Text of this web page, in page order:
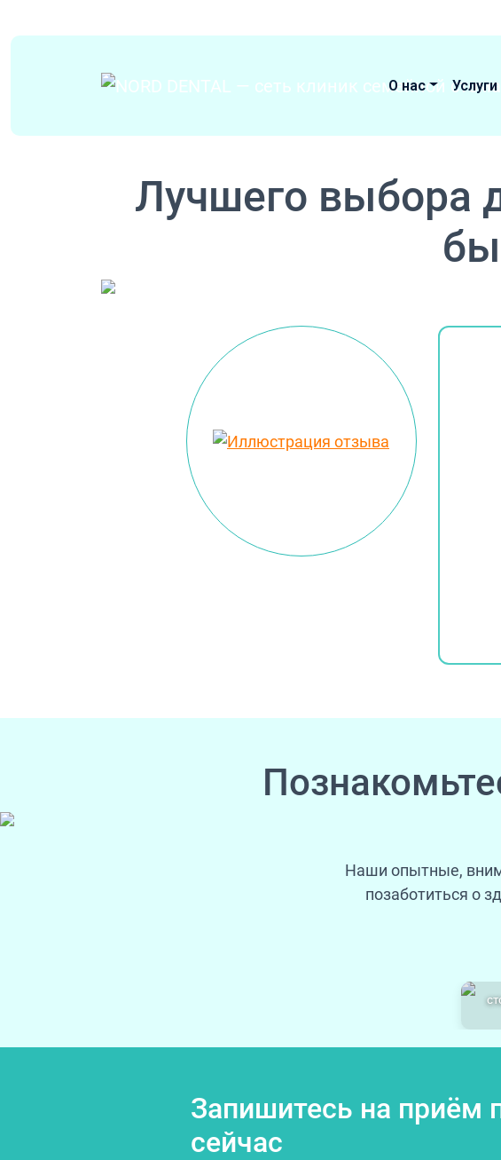
Перейти к содержимому
Основная навигация О нас Услуги
Лучшего выбора
Наши опытные,
позаботиться о
Запишитесь на приём
сейчас